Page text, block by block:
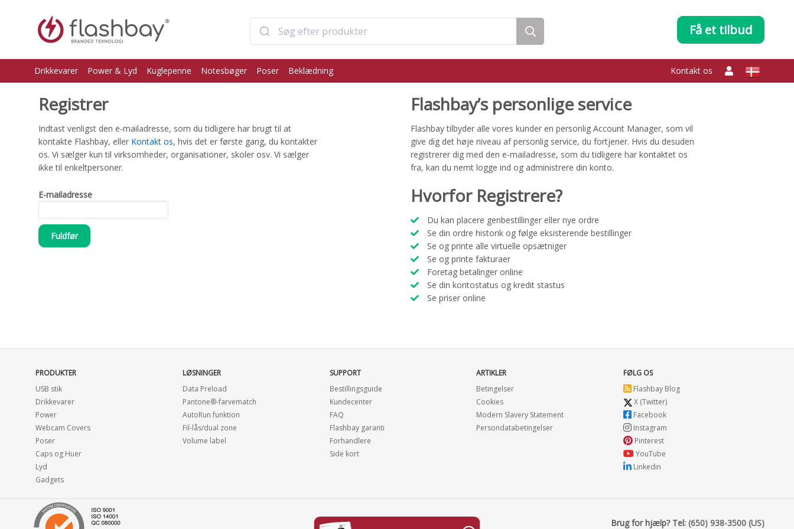
Få et tilbud
Drikkevarer Power & Lyd Kuglepenne Notesbøger Poser Beklædning Kontakt os
Registrer
Indtast venligst den e-mailadresse, som du tidligere har brugt til at
kontakte Flashbay, eller Kontakt os, hvis det er første gang, du kontakter
os. Vi sælger kun til virksomheder, organisationer, skoler osv. Vi sælger
ikke til enkeltpersoner.
E-mailadresse
Fuldfør
Flashbay’s personlige service
Flashbay tilbyder alle vores kunder en personlig Account Manager, som vil
give dig det høje niveau af personlig service, du fortjener. Hvis du desuden
registrerer dig med den e-mailadresse, som du tidligere har kontaktet os
fra, kan du nemt logge ind og administrere din konto.
Hvorfor Registrere?
Du kan placere genbestillinger eller nye ordre
Se din ordre historik og følge eksisterende bestillinger
Se og printe alle virtuelle opsætniger
Se og printe fakturaer
Foretag betalinger online
Se din kontostatus og kredit stastus
Se priser online
PRODUKTER
USB stik
Drikkevarer
Power
Webcam Covers
Poser
Caps og Huer
Lyd
Gadgets
LØSNINGER
Data Preload
Pantone®-farvematch
AutoRun funktion
Fil-lås/dual zone
Volume label
SUPPORT
Bestillingsguide
Kundecenter
FAQ
Flashbay garanti
Forhandlere
Side kort
ARTIKLER
Betingelser
Cookies
Modern Slavery Statement
Persondatabetingelser
FØLG OS
Flashbay Blog
X (Twitter)
Facebook
Instagram
Pinterest
YouTube
Linkedin
Brug for hjælp? Tel: (650) 938-3500 (US)